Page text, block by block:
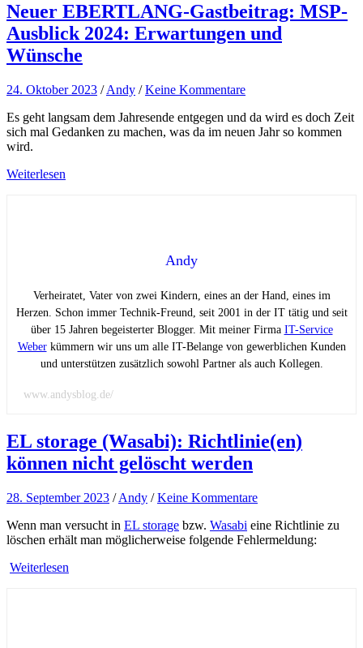
Neuer EBERTLANG-Gastbeitrag: MSP-
Ausblick 2024: Erwartungen und
Wünsche
24. Oktober 2023 /Andy /Keine Kommentare
Es geht langsam dem Jahresende entgegen und da wird es doch Zeit
sich mal Gedanken zu machen, was da im neuen Jahr so kommen
wird.
Weiterlesen
Andy
Verheiratet, Vater von zwei Kindern, eines an der Hand, eines im
Herzen. Schon immer Technik-Freund, seit 2001 in der IT tätig und seit
über 15 Jahren begeisterter Blogger. Mit meiner Firma IT-Service
Weberkümmern wir uns um alle IT-Belange von gewerblichen Kunden
und unterstützen zusätzlich sowohl Partner als auch Kollegen.
www.andysblog.de/
EL storage (Wasabi): Richtlinie(en)
können nicht gelöscht werden
28. September 2023 /Andy /Keine Kommentare
Wenn man versucht in EL storage bzw. Wasabi eine Richtlinie zu
löschen erhält man möglicherweise folgende Fehlermeldung:
Weiterlesen